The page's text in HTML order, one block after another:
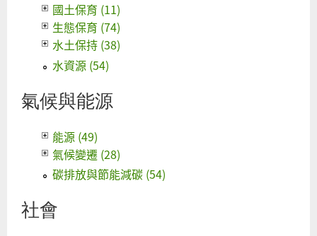
國土保育 (11)
生態保育 (74)
水土保持 (38)
水資源 (54)
氣候與能源
能源 (49)
氣候變遷 (28)
碳排放與節能減碳 (54)
社會